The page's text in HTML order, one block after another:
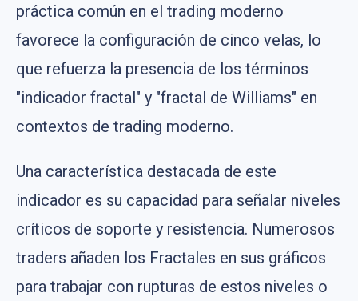
práctica común en el trading moderno
favorece la configuración de cinco velas, lo
que refuerza la presencia de los términos
"indicador fractal" y "fractal de Williams" en
contextos de trading moderno.
Una característica destacada de este
indicador es su capacidad para señalar niveles
críticos de soporte y resistencia. Numerosos
traders añaden los Fractales en sus gráficos
para trabajar con rupturas de estos niveles o